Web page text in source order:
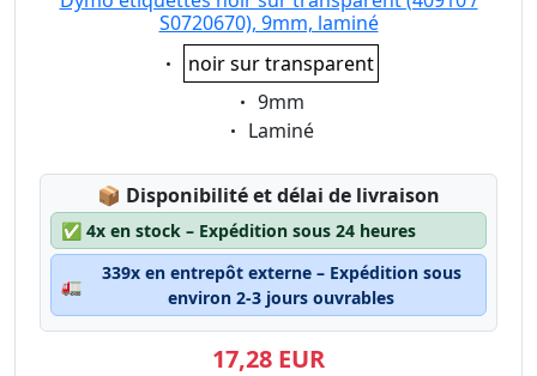
S0720670), 9mm, laminé
Eigenschaft:
noir sur transparent
Eigenschaft:
9mm
Eigenschaft:
Laminé
📦 Lagerstatus:
Disponibilité et délai de livraison
✅ 4x en stock – Expédition sous 24 heures
🚛
339x en entrepôt externe – Expédition sous
environ 2-3 jours ouvrables
17,28 EUR